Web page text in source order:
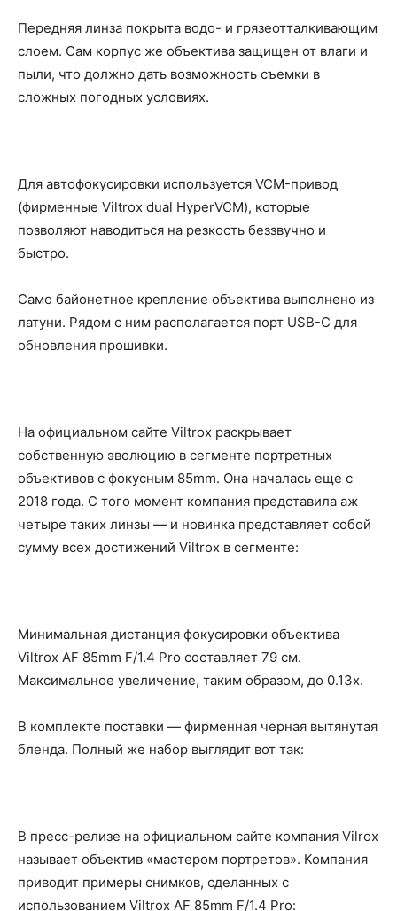
Передняя линза покрыта водо- и грязеотталкивающим
слоем. Сам корпус же объектива защищен от влаги и
пыли, что должно дать возможность съемки в
сложных погодных условиях.
Для автофокусировки используется VCM-привод
(фирменные Viltrox dual HyperVCM), которые
позволяют наводиться на резкость беззвучно и
быстро.
Само байонетное крепление объектива выполнено из
латуни. Рядом с ним располагается порт USB-C для
обновления прошивки.
На официальном сайте Viltrox раскрывает
собственную эволюцию в сегменте портретных
объективов с фокусным 85mm. Она началась еще с
2018 года. С того момент компания представила аж
четыре таких линзы — и новинка представляет собой
сумму всех достижений Viltrox в сегменте:
Минимальная дистанция фокусировки объектива
Viltrox AF 85mm F/1.4 Pro составляет 79 см.
Максимальное увеличение, таким образом, до 0.13х.
В комплекте поставки — фирменная черная вытянутая
бленда. Полный же набор выглядит вот так:
В пресс-релизе на официальном сайте компания Vilrox
называет объектив «мастером портретов». Компания
приводит примеры снимков, сделанных с
использованием Viltrox AF 85mm F/1.4 Pro: